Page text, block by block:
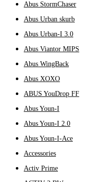
Abus StormChaser
Abus Urban skurb
Abus Urban-I 3.0
Abus Viantor MIPS
Abus WingBack
Abus XOXO
ABUS YouDrop FF
Abus Youn-I
Abus Youn-I 2.0
Abus Youn-I-Ace
Accessories
Activ Prime